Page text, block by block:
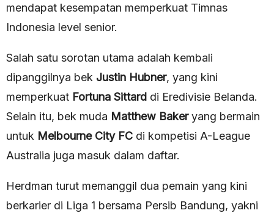
mendapat kesempatan memperkuat Timnas
Indonesia level senior.
Salah satu sorotan utama adalah kembali
dipanggilnya bek Justin Hubner, yang kini
memperkuat Fortuna Sittard di Eredivisie Belanda.
Selain itu, bek muda Matthew Bakeryang bermain
untuk Melbourne City FC di kompetisi A-League
Australia juga masuk dalam daftar.
Herdman turut memanggil dua pemain yang kini
berkarier di Liga 1 bersama Persib Bandung, yakni